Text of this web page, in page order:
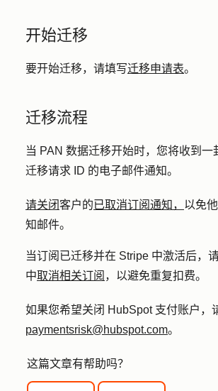
开始迁移
要开始迁移，请填写迁移申请表。
迁移流程
当 PAN 数据迁移开始时，您将收到一
迁移请求 ID 的电子邮件通知。
请关闭客户的已取消订阅通知， 以免
知邮件。
当订阅已迁移并在 Stripe 中激活后，
中取消相关订阅 ，以避免重复扣费。
如果您希望关闭 HubSpot 支付账户，
paymentsrisk@hubspot.com。
这篇文章有帮助吗？